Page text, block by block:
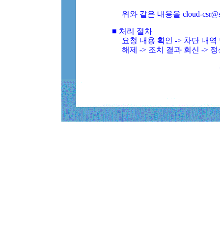
위와 같은 내용을 cloud-
■ 처리 절차
요청 내용 확인 -> 차단 내
해제 -> 조치 결과 회신 ->